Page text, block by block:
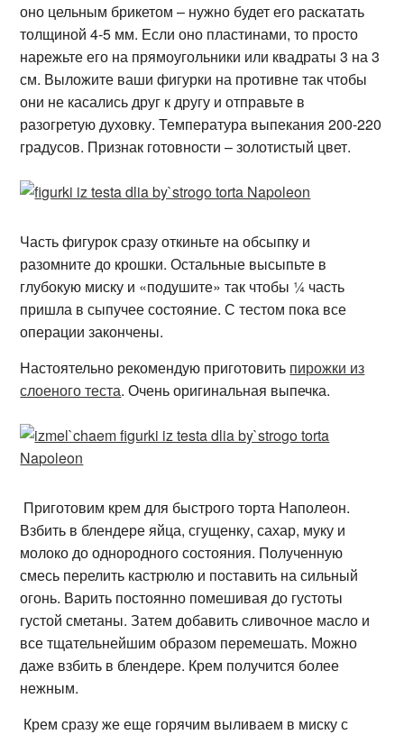
оно цельным брикетом – нужно будет его раскатать
толщиной 4-5 мм. Если оно пластинами, то просто
нарежьте его на прямоугольники или квадраты 3 на 3
см. Выложите ваши фигурки на противне так чтобы
они не касались друг к другу и отправьте в
разогретую духовку. Температура выпекания 200-220
градусов. Признак готовности – золотистый цвет.
Часть фигурок сразу откиньте на обсыпку и
разомните до крошки. Остальные высыпьте в
глубокую миску и «подушите» так чтобы ¼ часть
пришла в сыпучее состояние. С тестом пока все
операции закончены.
Настоятельно рекомендую приготовить пирожки из
слоеного теста. Очень оригинальная выпечка.
Приготовим крем для быстрого торта Наполеон.
Взбить в блендере яйца, сгущенку, сахар, муку и
молоко до однородного состояния. Полученную
смесь перелить кастрюлю и поставить на сильный
огонь. Варить постоянно помешивая до густоты
густой сметаны. Затем добавить сливочное масло и
все тщательнейшим образом перемешать. Можно
даже взбить в блендере. Крем получится более
нежным.
Крем сразу же еще горячим выливаем в миску с